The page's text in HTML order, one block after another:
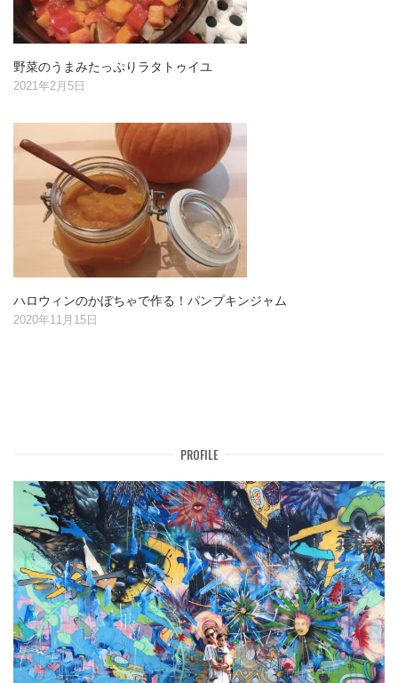
野菜のうまみたっぷりラタトゥイユ
2021年2月5日
ハロウィンのかぼちゃで作る！パンプキンジャム
2020年11月15日
PROFILE